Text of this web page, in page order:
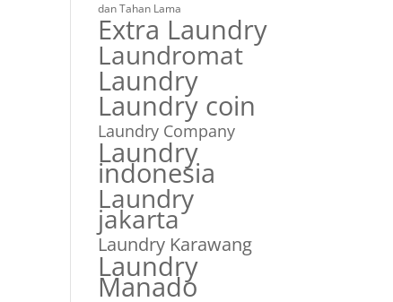
dan Tahan Lama
Extra Laundry
Laundromat
Laundry
Laundry coin
Laundry Company
Laundry
indonesia
Laundry
jakarta
Laundry Karawang
Laundry
Manado